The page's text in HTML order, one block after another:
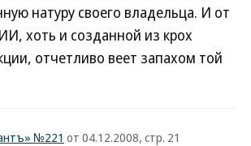
натуру своего владельца. И от
хоть и созданной из крох
отчетливо веет запахом той
№221 от 04.12.2008, стр. 21